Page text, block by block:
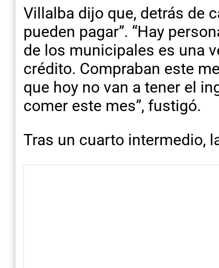
Villalba dijo que, detrás de
pueden pagar”. “Hay
de los municipales es una
crédito. Compraban este
que hoy no van a tener el
comer este mes”, fustigó.
Tras un cuarto intermedio,